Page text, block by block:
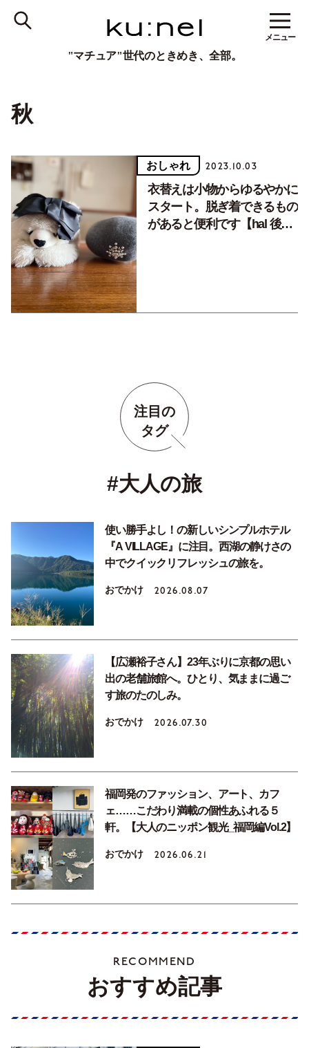
"マチュア"世代のときめき、全部。
メニュー
秋
おしゃれ 2023.10.03
衣替えは小物からゆるやかに
スタート。脱ぎ着できるもの
があると便利です【hal 後藤
注目の
タグ
#大人の旅
使い勝手よし！の新しいシンプルホテル
『A VILLAGE』に注目。西湖の静けさの
中でクイックリフレッシュの旅を。
おでかけ 2026.08.07
【広瀬裕子さん】23年ぶりに京都の思い
出の老舗旅館へ。ひとり、気ままに過ご
す旅のたのしみ。
おでかけ 2026.07.30
福岡発のファッション、アート、カフ
ェ……こだわり満載の個性あふれる５
軒。【大人のニッポン観光_福岡編Vol.2】
おでかけ 2026.06.21
RECOMMEND
おすすめ記事